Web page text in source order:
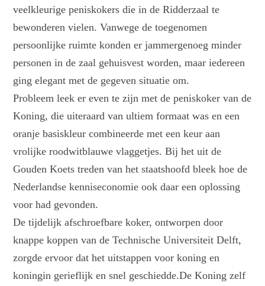
veelkleurige peniskokers die in de Ridderzaal te
bewonderen vielen. Vanwege de toegenomen
persoonlijke ruimte konden er jammergenoeg minder
personen in de zaal gehuisvest worden, maar iedereen
ging elegant met de gegeven situatie om.
Probleem leek er even te zijn met de peniskoker van de
Koning, die uiteraard van ultiem formaat was en een
oranje basiskleur combineerde met een keur aan
vrolijke roodwitblauwe vlaggetjes. Bij het uit de
Gouden Koets treden van het staatshoofd bleek hoe de
Nederlandse kenniseconomie ook daar een oplossing
voor had gevonden.
De tijdelijk afschroefbare koker, ontworpen door
knappe koppen van de Technische Universiteit Delft,
zorgde ervoor dat het uitstappen voor koning en
koningin gerieflijk en snel geschiedde.De Koning zelf